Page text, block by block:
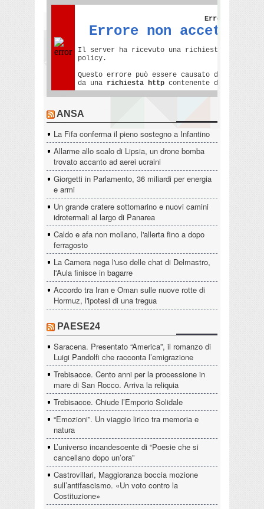
ANSA
La Fifa conferma il pieno sostegno a Infantino
Allarme allo scalo di Lipsia, un drone bomba
trovato accanto ad aerei ucraini
Giorgetti in Parlamento, 36 miliardi per energia
e armi
Un grande cratere sottomarino e nuovi camini
idrotermali al largo di Panarea
Caldo e afa non mollano, l'allerta fino a dopo
ferragosto
La Camera nega l'uso delle chat di Delmastro,
l'Aula finisce in bagarre
Accordo tra Iran e Oman sulle nuove rotte di
Hormuz, l'ipotesi di una tregua
PAESE24
Saracena. Presentato “America”, il romanzo di
Luigi Pandolfi che racconta l’emigrazione
Trebisacce. Cento anni per la processione in
mare di San Rocco. Arriva la reliquia
Trebisacce. Chiude l’Emporio Solidale
“Emozioni”. Un viaggio lirico tra memoria e
natura
L’universo incandescente di “Poesie che si
cancellano dopo un’ora”
Castrovillari, Maggioranza boccia mozione
sull’antifascismo. «Un voto contro la
Costituzione»